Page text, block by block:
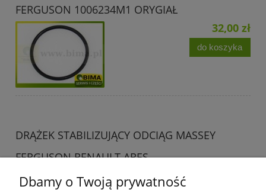
FERGUSON 1006234M1 ORYGIAŁ
32,00 zł
do koszyka
DRĄŻEK STABILIZUJĄCY ODCIĄG MASSEY
FERGUSON RENAULT ARES
Dbamy o Twoją prywatność